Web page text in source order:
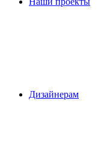
Дизайнерам